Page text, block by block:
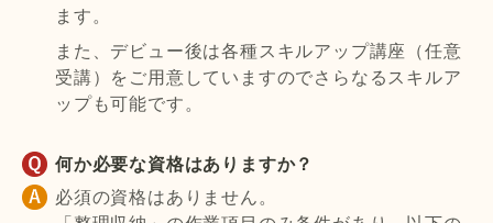
ます。
また、デビュー後は各種スキルアップ講座（任意
受講）をご用意していますのでさらなるスキルア
ップも可能です。
何か必要な資格はありますか？
必須の資格はありません。